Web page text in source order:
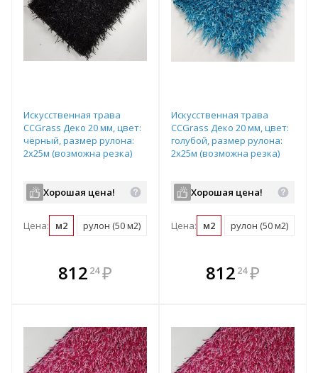
Искусственная трава
CCGrass Деко 20 мм, цвет:
чёрный, размер рулона:
2х25м (возможна резка)
Хорошая цена!
Цена: м2 рулон (50 м2)
812 24 ₽
В комплекте
всегда выгоднее!
Искусственная трава
CCGrass Деко 20 мм, цвет:
голубой, размер рулона:
2х25м (возможна резка)
Хорошая цена!
Цена: м2 рулон (50 м2)
В комплекте
всегда выгоднее!
812 24 ₽